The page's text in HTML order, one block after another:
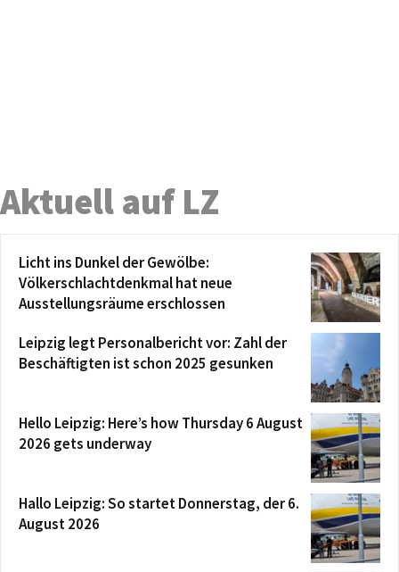
Aktuell auf LZ
Licht ins Dunkel der Gewölbe:
Völkerschlachtdenkmal hat neue
Ausstellungsräume erschlossen
Leipzig legt Personalbericht vor: Zahl der
Beschäftigten ist schon 2025 gesunken
Hello Leipzig: Here’s how Thursday 6 August
2026 gets underway
Hallo Leipzig: So startet Donnerstag, der 6.
August 2026